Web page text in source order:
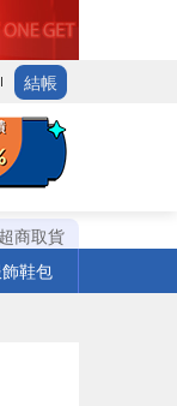
結帳
超商取貨
鞋包